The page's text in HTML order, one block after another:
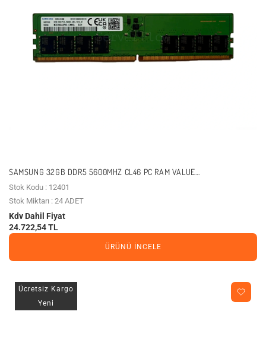
SAMSUNG 32GB DDR5 5600MHZ CL46 PC RAM VALUE
M323R4GA3PB0-CWM0D KUTUSUZ
Stok Kodu : 12401
Stok Miktarı : 24 ADET
Kdv Dahil Fiyat
24.722,54 TL
ÜRÜNÜ İNCELE
Ücretsiz Kargo
Yeni